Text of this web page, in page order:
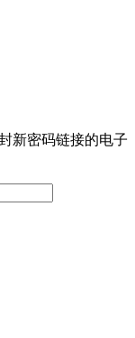
新密码链接的电子